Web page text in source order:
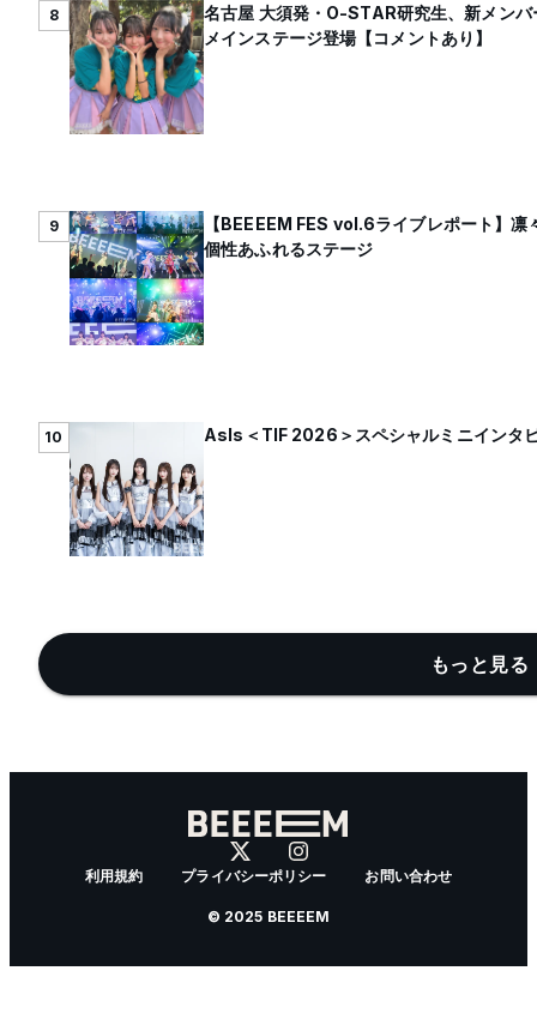
8
名古屋 大須発・O-STAR研究生、新メン
メインステージ登場【コメントあり】
9
【BEEEEM FES vol.6ライブレポート】
個性あふれるステージ
10 AsIs＜TIF 2026＞スペシャルミニインタ
もっと見る
利用規約 プライバシーポリシー お問い合わせ
© 2025 BEEEEM